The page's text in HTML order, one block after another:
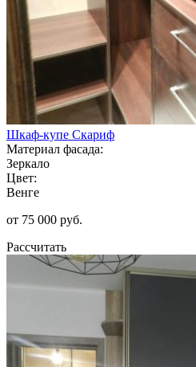
Шкаф-купе Скариф
Материал фасада:
Зеркало
Цвет:
Венге
от 75 000 руб.
Рассчитать